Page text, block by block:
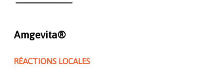
Amgevita®
RÉACTIONS LOCALES